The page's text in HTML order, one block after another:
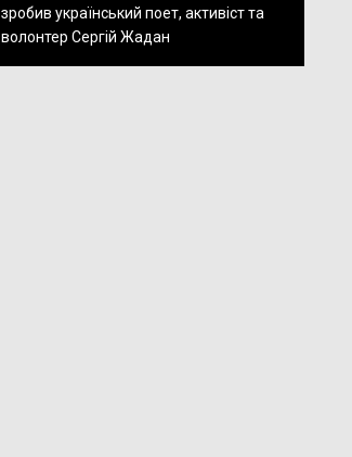
зробив український поет, активіст та
волонтер Сергій Жадан